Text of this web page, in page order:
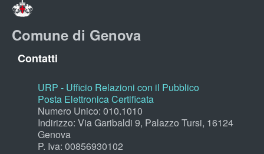
Comune di Genova
Contatti
URP - Ufficio Relazioni con il Pubblico
Posta Elettronica Certificata
Numero Unico: 010.1010
Indirizzo: Via Garibaldi 9, Palazzo Tursi, 16124
Genova
P. Iva: 00856930102